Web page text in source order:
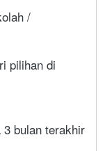
/
pilihan di
bulan terakhir